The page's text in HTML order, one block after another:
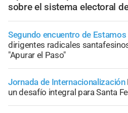
sobre el sistema electoral
Segundo encuentro de
dirigentes radicales
"Apurar el Paso"
Jornada de Internacionalización
un desafío integral para Santa